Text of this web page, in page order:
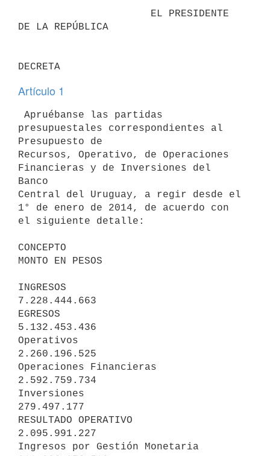
DE LA REPÚBLICA
Artículo 1
presupuestales correspondientes al
Presupuesto de
Recursos, Operativo, de Operaciones
Financieras y de Inversiones del
Banco
Central del Uruguay, a regir desde el
1° de enero de 2014, de acuerdo con
el siguiente detalle:
CONCEPTO
MONTO EN PESOS
INGRESOS
7.228.444.663
EGRESOS
5.132.453.436
Operativos
2.260.196.525
Operaciones Financieras
2.592.759.734
Inversiones
279.497.177
RESULTADO OPERATIVO
2.095.991.227
Ingresos por Gestión Monetaria